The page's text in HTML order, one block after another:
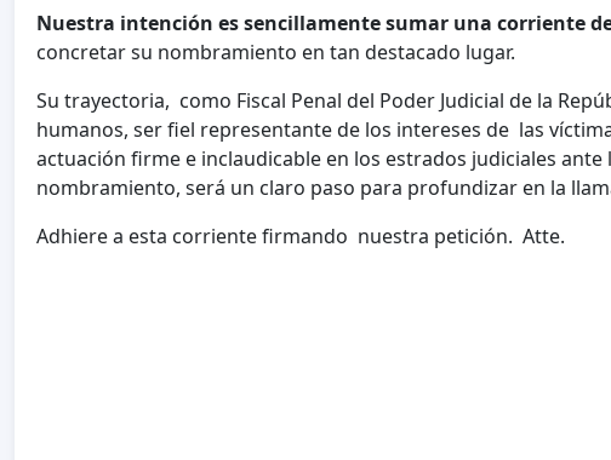
Nuestra intención es sencillamente sumar una corriente
concretar su nombramiento en tan destacado lugar.
Su trayectoria, como Fiscal Penal del Poder Judicial de la
humanos, ser fiel representante de los intereses de las
actuación firme e inclaudicable en los estrados judiciales ante
nombramiento, será un claro paso para profundizar en la
Adhiere a esta corriente firmando nuestra petición. Atte.